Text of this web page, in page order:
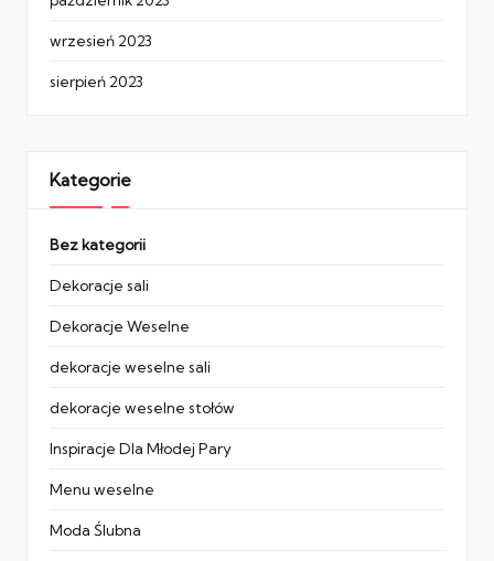
wrzesień 2023
sierpień 2023
Kategorie
Bez kategorii
Dekoracje sali
Dekoracje Weselne
dekoracje weselne sali
dekoracje weselne stołów
Inspiracje Dla Młodej Pary
Menu weselne
Moda Ślubna